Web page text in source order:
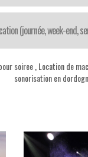
(journée, week-end,
soiree, Location de
sonorisation en